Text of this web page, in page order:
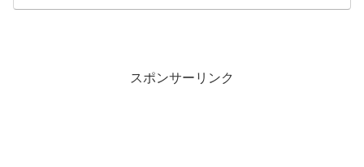
スポンサーリンク